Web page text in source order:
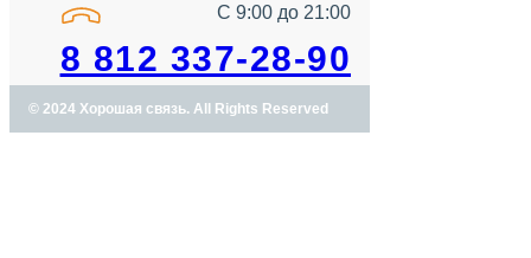
С 9:00 до 21:00
8 812 337-28-90
© 2024 Хорошая связь. All Rights Reserved